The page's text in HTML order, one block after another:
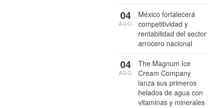
México fortalecerá
competitividad y
rentabilidad del sector
arrocero nacional
04
AGO
The Magnum Ice
Cream Company
lanza sus primeros
helados de agua con
vitaminas y minerales
04
AGO